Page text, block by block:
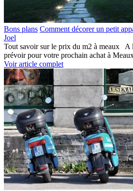
Bons plans Comment décorer un petit
Joel
Tout savoir sur le prix du m2 à meaux A
prévoir pour votre prochain achat à
Voir article complet